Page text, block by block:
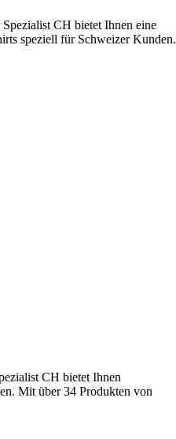
CH bietet Ihnen eine
speziell für Schweizer Kunden.
CH bietet Ihnen
Mit über 34 Produkten von